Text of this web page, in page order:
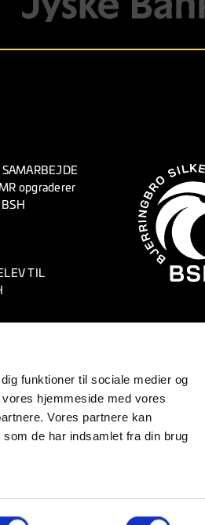
funktioner til sociale medier og
hjemmeside med vores
Vores partnere kan
de har indsamlet fra din brug
opgraderer
TIL
Nyheder BSH Ungdom Sektion8
Håndbold Kontakt Presse